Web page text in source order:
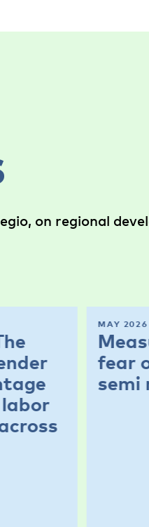
on regional
MAY 2026
fear
semi